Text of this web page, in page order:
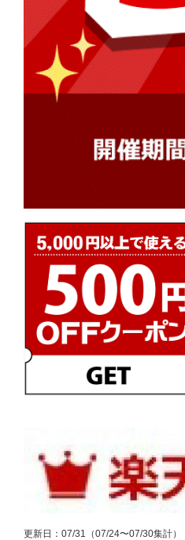
更新日 ： 07/31 （07/24〜07/30集計）